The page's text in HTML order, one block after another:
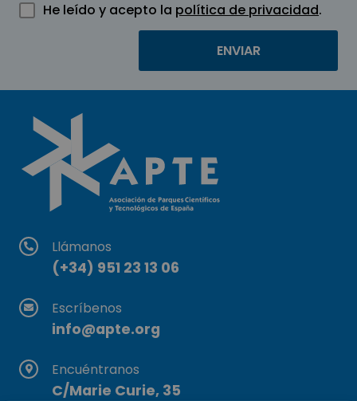
He leído y acepto la política de privacidad.
Llámanos
(+34) 951 23 13 06
Escríbenos
info@apte.org
Encuéntranos
C/Marie Curie, 35